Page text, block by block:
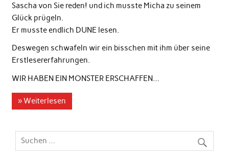
Sascha von Sie reden! und ich musste Micha zu seinem
Glück prügeln.
Er musste endlich DUNE lesen.
Deswegen schwafeln wir ein bisschen mit ihm über seine
Erstlesererfahrungen.
WIR HABEN EIN MONSTER ERSCHAFFEN…
» Weiterlesen